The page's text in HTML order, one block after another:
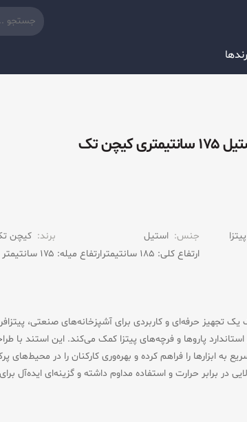
کیچن تک
یک تجهیز حرفه‌ای و کاربردی برای آشپزخانه‌های صنعتی،
پاروها و فرچه‌های پیتزا کمک می‌کند. این استند با
ابزارها را فراهم کرده و بهره‌وری کارکنان را در محیط‌های
در برابر حرارت و استفاده مداوم داشته و گزینه‌ای ایده‌آل برای
جنس: استیل برند: کیچن
ارتفاع کلی: ۱۸۵ سانتیمتر ارتفاع میله: ۱۷۵ سانتیمتر